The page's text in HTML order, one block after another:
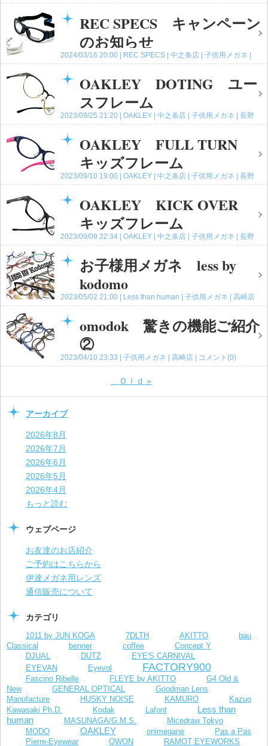
子供用メガネ
長野原レクス店 高崎店 コメント(0)
REC SPECS キャンペーン
のお知らせ
2024/03/16 20:00 REC SPECS 中之条店
子供用メガネ
高崎店
コメント(0)
OAKLEY DOTING ユー
スフレーム
2023/09/25 21:20 OAKLEY 中之条店 子供用メガネ
長野
原レクス店
高崎店 コメント(0)
OAKLEY FULL TURN
キッズフレーム
2023/09/10 19:00 OAKLEY 中之条店 子供用メガネ
長野
原レクス店
高崎店 コメント(0)
OAKLEY KICK OVER
キッズフレーム
2023/09/09 22:34 OAKLEY 中之条店 子供用メガネ
長野
原レクス店
高崎店 コメント(0)
お子様用メガネ less by
kodomo
2023/05/02 21:00 Less than human 子供用メガネ
高崎店
コメント(0)
omodok 驚きの機能ご紹介
②
2023/04/10 23:33 子供用メガネ 高崎店 コメント(0)
Ｏｌｄ »
アーカイブ
2026年8月
2026年7月
2026年6月
2026年5月
2026年4月
もっと読む
ウェブページ
お友達のお店紹介
ご予約はこちらから
伊達メガネ用レンズ
通信販売について
カテゴリ
1011 by JUN KOGA 7DLTH AKITTO
bau
Classical
benner coffee Concept Y
DJUAL DUTZ
EYE'S CARNIVAL
EYEVAN
Eyevol FACTORY900
Fascino Ribelle FLEYE by AKITTO
G4 Old &
New
GENERAL OPTICAL
Goodman Lens
Manufacture
HUSKY NOISE KAMURO
Kazuo
Kawasaki Ph.D.
Kodak Lafont
Less than
human
MASUNAGA/G.M.S.
Micedraw Tokyo
MODO
OAKLEY onimegane
Pas a Pas
Pierre-Eyewear
QWON RAMOT EYEWORKS